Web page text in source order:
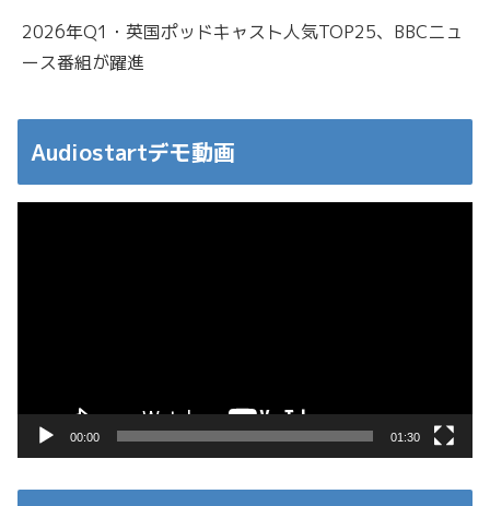
2026年Q1・英国ポッドキャスト人気TOP25、BBCニュ
ース番組が躍進
Audiostartデモ動画
00:00 01:30